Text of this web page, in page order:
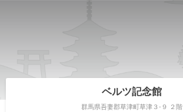
ベルツ記念館
群馬県吾妻郡草津町草津３-９ ２階